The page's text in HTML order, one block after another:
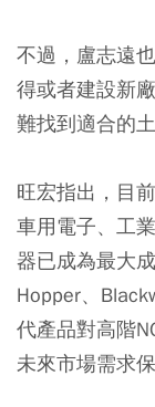
不過，盧志遠
得或者建設新
難找到適合的
旺宏指出，目
車用電子、工
器已成為最大
Hopper、
代產品對高階
未來市場需求保